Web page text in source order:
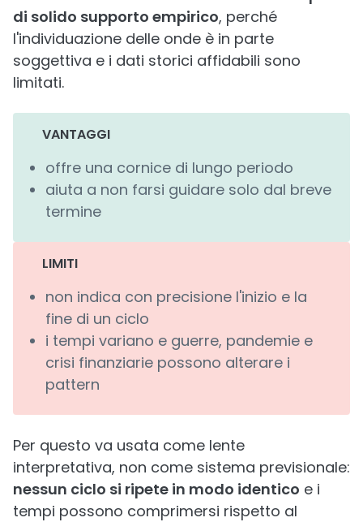
di solido supporto empirico, perché
l'individuazione delle onde è in parte
soggettiva e i dati storici affidabili sono
limitati.
VANTAGGI
offre una cornice di lungo periodo
aiuta a non farsi guidare solo dal breve
termine
LIMITI
non indica con precisione l'inizio e la
fine di un ciclo
i tempi variano e guerre, pandemie e
crisi finanziarie possono alterare i
pattern
Per questo va usata come lente
interpretativa, non come sistema previsionale:
nessun ciclo si ripete in modo identico e i
tempi possono comprimersi rispetto al